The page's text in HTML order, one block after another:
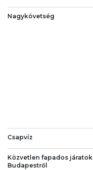
Nagykövetség
Csapvíz
Közvetlen fapados járatok
Budapestről